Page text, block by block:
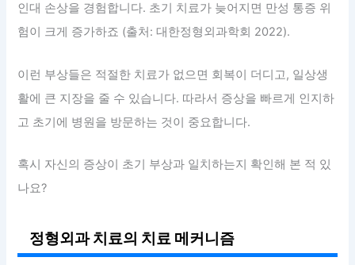
인대 손상을 경험합니다. 초기 치료가 늦어지면 만성 통증 위
험이 크게 증가하죠 (출처: 대한정형외과학회 2022).
이런 부상들은 적절한 치료가 없으면 회복이 더디고, 일상생
활에 큰 지장을 줄 수 있습니다. 따라서 증상을 빠르게 인지하
고 초기에 병원을 방문하는 것이 중요합니다.
혹시 자신의 증상이 초기 부상과 일치하는지 확인해 본 적 있
나요?
정형외과 치료의 치료 메커니즘